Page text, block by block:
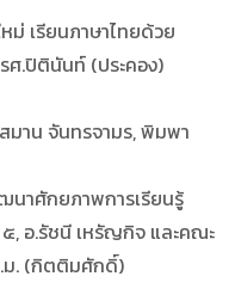
ม่ เรียนภาษาไทยด้วย
ศ.ปิตินันท์ (ประคอง)
มาน จันทรจามร, พิมพา
าศักยภาพการเรียนรู้
, อ.รัชนี เหรัญกิจ และคณะ
.ม. (กิตติมศักดิ์)